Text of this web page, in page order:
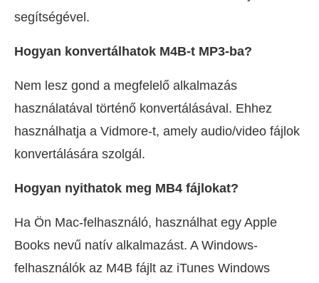
segítségével.
Hogyan konvertálhatok M4B-t MP3-ba?
Nem lesz gond a megfelelő alkalmazás
használatával történő konvertálásával. Ehhez
használhatja a Vidmore-t, amely audio/video fájlok
konvertálására szolgál.
Hogyan nyithatok meg MB4 fájlokat?
Ha Ön Mac-felhasználó, használhat egy Apple
Books nevű natív alkalmazást. A Windows-
felhasználók az M4B fájlt az iTunes Windows